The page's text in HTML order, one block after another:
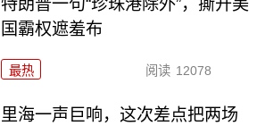
特朗普一句“珍珠港除外”，撕开美
国霸权遮羞布
最热 阅读 12078
里海一声巨响，这次差点把两场